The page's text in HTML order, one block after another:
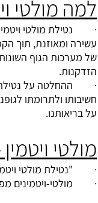
למה מולטי
· נטילת מולטי
עשירה ומאוזנת, תוך
של מערכות הגוף
הזדקנות.
· ההחלטה על נטילת
חשיבותו ולתרומתו
על בריאותנו.
מולטי
· "נטילת מולטי
· מולטי-ויטמינים